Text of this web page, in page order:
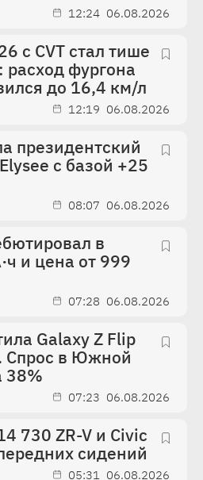
12:24 06.08.2026
с CVT стал тише
фургона
до 16,4 км/л
12:19 06.08.2026
президентский
с базой +25
08:07 06.08.2026
в
и цена от 999
07:28 06.08.2026
Galaxy Z Flip
Спрос в Южной
38%
07:23 06.08.2026
730 ZR-V и Civic
сидений
05:31 06.08.2026